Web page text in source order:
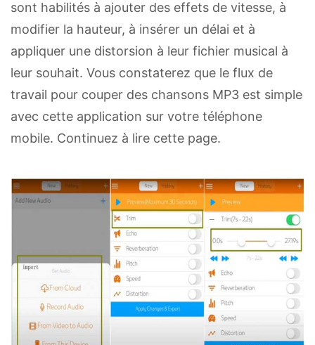
sont habilités à ajouter des effets de vitesse, à
modifier la hauteur, à insérer un délai et à
appliquer une distorsion à leur fichier musical à
leur souhait. Vous constaterez que le flux de
travail pour couper des chansons MP3 est simple
avec cette application sur votre téléphone
mobile. Continuez à lire cette page.